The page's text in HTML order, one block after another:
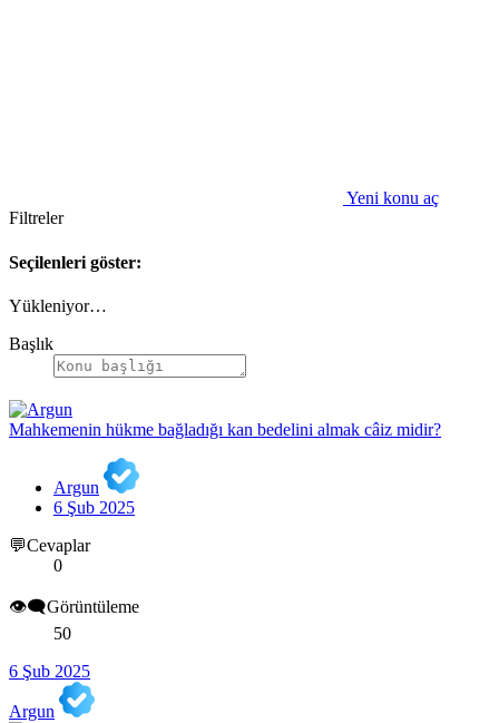
Yeni konu aç
Filtreler
Seçilenleri göster:
Yükleniyor…
Başlık
Mahkemenin hükme bağladığı kan bedelini almak câiz midir?
Argun
6 Şub 2025
💬Cevaplar
0
👁️‍🗨️Görüntüleme
50
6 Şub 2025
Argun